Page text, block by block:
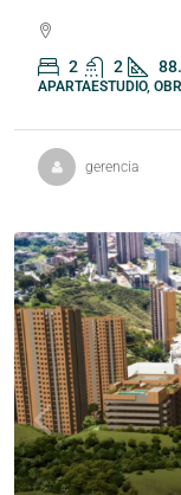
2 2
APARTAESTUDIO,
gerencia